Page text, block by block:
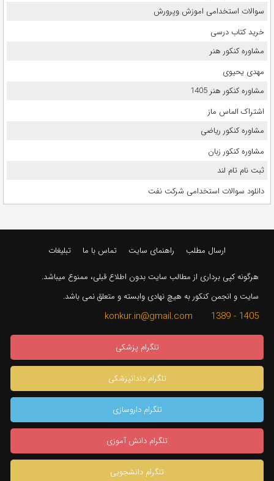
سوالات استخدامی اموزش وپرورش
خرید کتاب درسی
مشاوره کنکور هنر
مهدی یحیوی
مشاوره کنکور هنر 1405
اشتراک الماس ماز
مشاوره کنکور ریاضی
مشاوره کنکور زبان
ثبت نام تام لند
دانلود سوالات استخدامی شرکت نفت
ارسال مطلب راهنمای سایت تماس با ما تبلیغات
هرگونه کپی برداری از مطالب سایت بدون اطلاع قبلی، ممنوع میباشد.
سایت و انجمن کنکور به هیچ نهادی وابسته و متعلق نمی باشد.
1405 - 1389 konkur.in@gmail.com
تلگرام پزشکی
تلگرام دندانپزشکی
تلگرام داروسازی
تلگرام دانش آموزی
تلگرام دانشجویی